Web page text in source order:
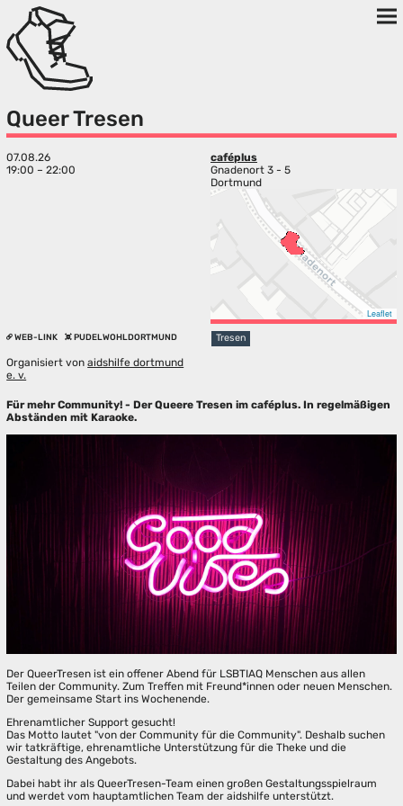
Queer Tresen
07.08.26
19:00 – 22:00
caféplus
Gnadenort 3 - 5
Dortmund
Leaflet
WEB-LINK PUDELWOHLDORTMUND Tresen
Organisiert vonaidshilfe dortmund
e. v.
Für mehr Community! - Der Queere Tresen im caféplus. In regelmäßigen
Abständen mit Karaoke.
Der QueerTresen ist ein offener Abend für LSBTIAQ Menschen aus allen
Teilen der Community. Zum Treffen mit Freund*innen oder neuen Menschen.
Der gemeinsame Start ins Wochenende.
Ehrenamtlicher Support gesucht!
Das Motto lautet "von der Community für die Community". Deshalb suchen
wir tatkräftige, ehrenamtliche Unterstützung für die Theke und die
Gestaltung des Angebots.
Dabei habt ihr als QueerTresen-Team einen großen Gestaltungsspielraum
und werdet vom hauptamtlichen Team der aidshilfe unterstützt.